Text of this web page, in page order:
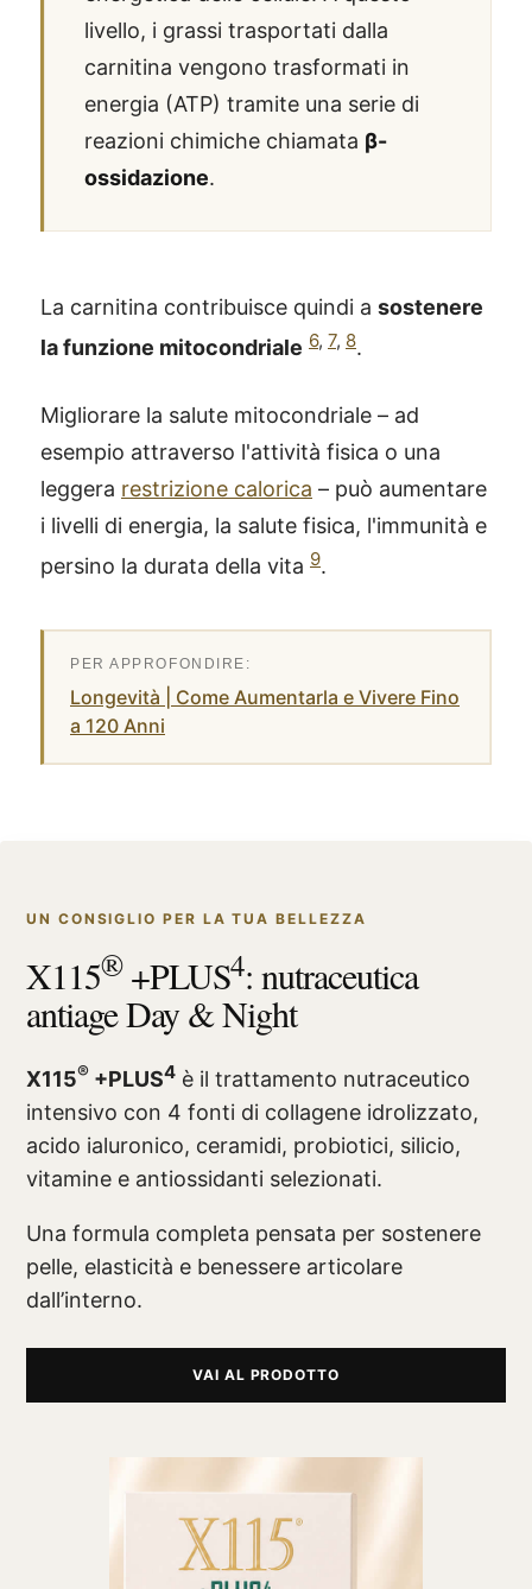
livello, i grassi trasportati dalla
carnitina vengono trasformati in
energia (ATP) tramite una serie di
reazioni chimiche chiamata β-
ossidazione.
La carnitina contribuisce quindi a sostenere
la funzione mitocondriale 6, 7, 8.
Migliorare la salute mitocondriale – ad
esempio attraverso l'attività fisica o una
leggera restrizione calorica – può aumentare
i livelli di energia, la salute fisica, l'immunità e
persino la durata della vita 9.
Longevità | Come Aumentarla e Vivere Fino
a 120 Anni
UN CONSIGLIO PER LA TUA BELLEZZA
X115®+PLUS4: nutraceutica
antiage Day & Night
X115® +PLUS4 è il trattamento nutraceutico
intensivo con 4 fonti di collagene idrolizzato,
acido ialuronico, ceramidi, probiotici, silicio,
vitamine e antiossidanti selezionati.
Una formula completa pensata per sostenere
pelle, elasticità e benessere articolare
dall’interno.
VAI AL PRODOTTO